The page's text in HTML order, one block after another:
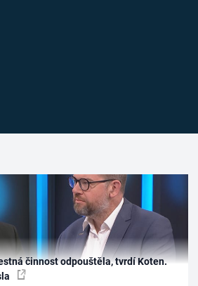
činnost odpouštěla, tvrdí Koten.